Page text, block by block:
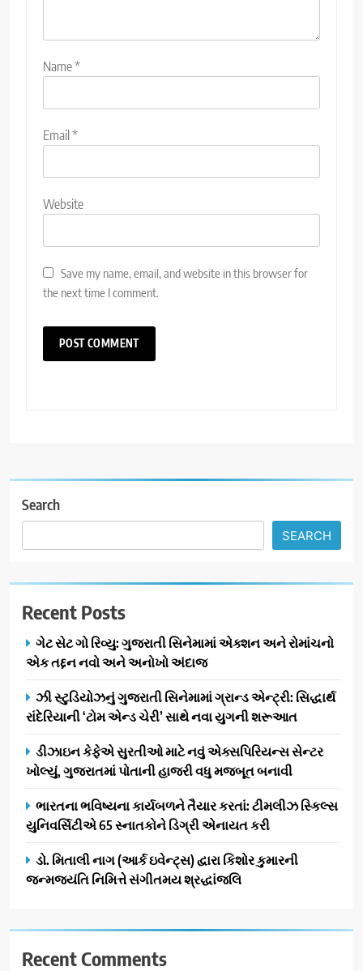
Name*
Email*
Website
Save my name, email, and website in this browser for
the next time I comment.
Search
SEARCH
Recent Posts
ગેટ સેટ ગો રિવ્યુ: ગુજરાતી સિનેમામાં એક્શન અને રોમાંચનો
એક તદ્દન નવો અને અનોખો અંદાજ
ઝી સ્ટુડિયોઝનું ગુજરાતી સિનેમામાં ગ્રાન્ડ એન્ટ્રી: સિદ્ધાર્થ
રાંદેરિયાની ‘ટોમ એન્ડ ચેરી’ સાથે નવા યુગની શરૂઆત
ડીઝાઇન કેફેએ સુરતીઓ માટે નવું એક્સપિરિયન્સ સેન્ટર
ખોલ્યું, ગુજરાતમાં પોતાની હાજરી વધુ મજબૂત બનાવી
ભારતના ભવિષ્યના કાર્યબળને તૈયાર કરતાં: ટીમલીઝ સ્કિલ્સ
યુનિવર્સિટીએ 65 સ્નાતકોને ડિગ્રી એનાયત કરી
ડો. મિતાલી નાગ (આર્ક ઇવેન્ટ્સ) દ્વારા કિશોર કુમારની
જન્મજયંતિ નિમિત્તે સંગીતમય શ્રદ્ધાંજલિ
Recent Comments